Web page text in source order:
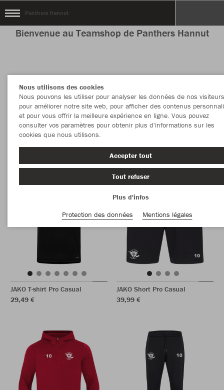
Panthers Hannut
Bienvenue au Teamshop de Panthers Hannut
Vêtement PLUS DE FILTRES
JAKO T-shirt Pro Casual
29,49 €
JAKO Short Pro Casual
39,99 €
Nous utilisons des cookies
Nous pouvons les utiliser pour analyser les données de nos
pour améliorer notre site web, pour afficher des contenus
et pour vous offrir la meilleure expérience en ligne. Vous pouvez
consulter vos paramètres pour obtenir plus d'informations sur les
cookies que nous utilisons.
Accepter tout
Tout refuser
Plus d'infos
Protection des données
Mentions légales